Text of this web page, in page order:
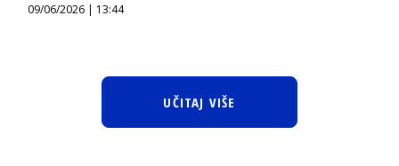
09/06/2026 | 13:44
UČITAJ VIŠE